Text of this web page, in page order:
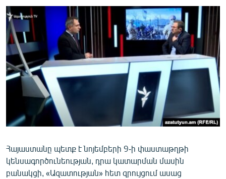
ՏԱՐԱԾԱՇՐՋԱՆ
ՄԻՋԱԶԳԱՅԻՆ
ՄՇԱԿՈՒՅԹ
ՍՊՈՐՏ
ՄԵԿՆԱԲԱՆՈՒԹՅՈՒՆ
ՏՏ ԵՒ ԻՆՏԵՐՆԵՏ
ԿՈՐՈՆԱՎԻՐՈՒՍ
ՏԵՍԱՆՅՈՒԹԵՐ
ԲԱՆԱՎԵՃ
Հայաստանը պետք է նոյեմբերի 9-ի փաստաթղթի
կենսագործունեության, դրա կատարման մասին
բանակցի, «Ազատության» հետ զրույցում ասաց